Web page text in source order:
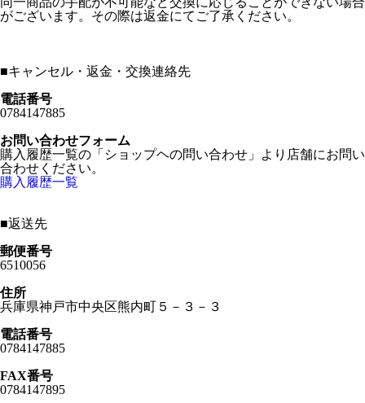
がございます。その際は返金にてご了承ください。
■キャンセル・返金・交換連絡先
電話番号
0784147885
お問い合わせフォーム
購入履歴一覧の「ショップヘの問い合わせ」より店舗にお問い
合わせください。
購入履歴一覧
■返送先
郵便番号
6510056
住所
兵庫県神戸市中央区熊内町５－３－３
電話番号
0784147885
FAX番号
0784147895